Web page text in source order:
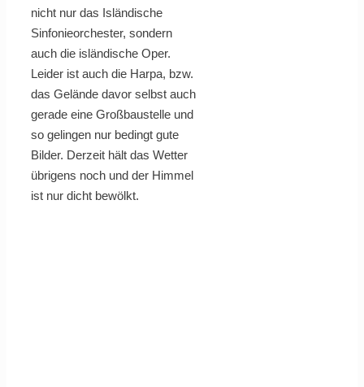
nicht nur das Isländische
Sinfonieorchester, sondern
auch die isländische Oper.
Leider ist auch die Harpa, bzw.
das Gelände davor selbst auch
gerade eine Großbaustelle und
so gelingen nur bedingt gute
Bilder. Derzeit hält das Wetter
übrigens noch und der Himmel
ist nur dicht bewölkt.